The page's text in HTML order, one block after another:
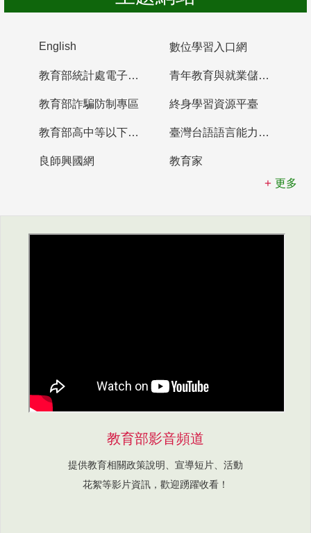
English 數位學習入口網
教育部統計處電子書櫃 青年教育與就業儲蓄帳戶
教育部詐騙防制專區 終身學習資源平臺
教育部高中等以下學校及幼兒園教師資格檢定考試 臺灣台語語言能力認證網站
良師興國網
教育家
更多
教育部影音頻道
提供教育相關政策說明、宣導短片、活動
花絮等影片資訊，歡迎踴躍收看！